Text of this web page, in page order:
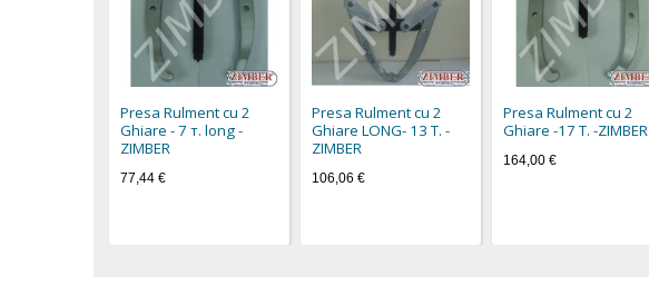
Presa Rulment cu 2
Ghiare - 7 т. long -
ZIMBER
77,44 €
Presa Rulment cu 2
Ghiare LONG- 13 T. -
ZIMBER
106,06 €
Presa Rulment cu 2
Ghiare -17 T. -ZIMBER
164,00 €